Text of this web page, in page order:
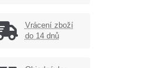
Vrácení zboží
do 14 dnů